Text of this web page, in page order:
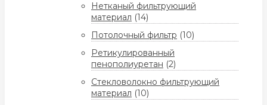
Нетканый фильтрующий
материал (14)
Потолочный фильтр (10)
Ретикулированный
пенополиуретан (2)
Стекловолокно фильтрующий
материал (10)